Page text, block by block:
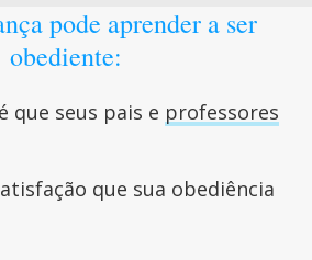
pode aprender a ser
obediente:
que seus pais e professores
que sua obediência